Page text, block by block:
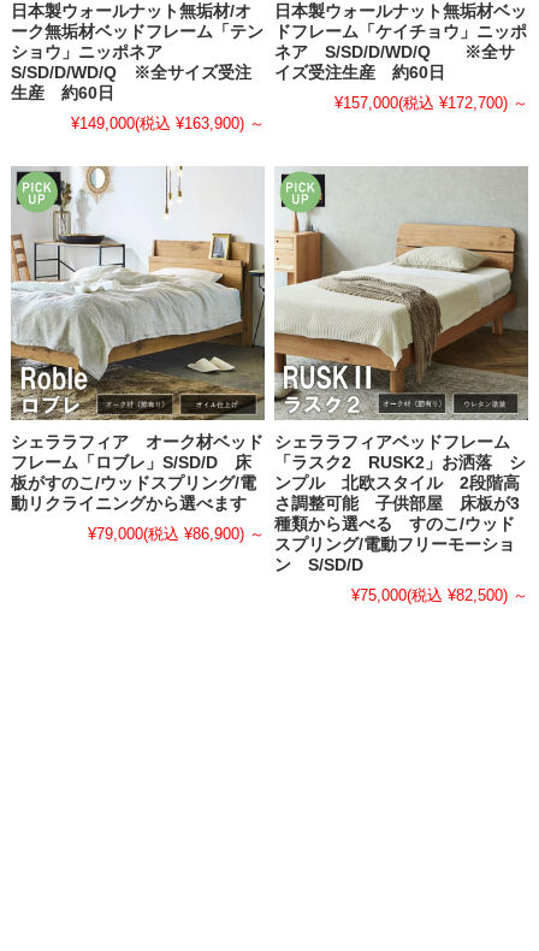
日本製ウォールナット無垢材/オ
ーク無垢材ベッドフレーム「テン
ショウ」ニッポネア
S/SD/D/WD/Q ※全サイズ受注
生産 約60日
¥149,000(税込 ¥163,900) ～
日本製ウォールナット無垢材ベッ
ドフレーム「ケイチョウ」ニッポ
ネア S/SD/D/WD/Q ※全サ
イズ受注生産 約60日
¥157,000(税込 ¥172,700) ～
シェララフィア オーク材ベッド
フレーム「ロブレ」S/SD/D 床
板がすのこ/ウッドスプリング/電
動リクライニングから選べます
¥79,000(税込 ¥86,900) ～
シェララフィアベッドフレーム
「ラスク2 RUSK2」お洒落 シ
ンプル 北欧スタイル 2段階高
さ調整可能 子供部屋 床板が3
種類から選べる すのこ/ウッド
スプリング/電動フリーモーショ
ン S/SD/D
¥75,000(税込 ¥82,500) ～